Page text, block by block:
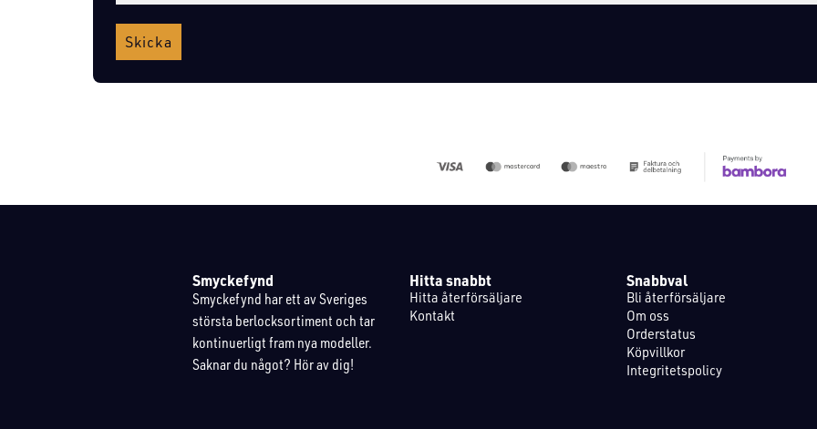
Skicka
Smyckefynd
Smyckefynd har ett av Sveriges
största berlocksortiment och tar
kontinuerligt fram nya modeller.
Saknar du något? Hör av dig!
Hitta snabbt
Hitta återförsäljare
Kontakt
Snabbval
Bli återförsäljare
Om oss
Orderstatus
Köpvillkor
Integritetspolicy